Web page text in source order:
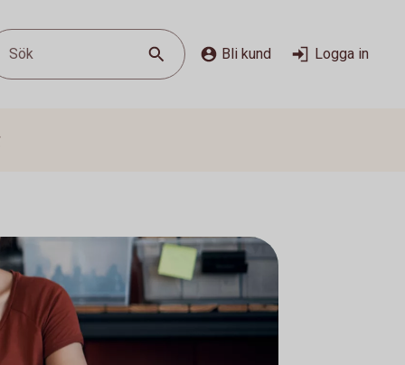
Sök Bli kund Logga in